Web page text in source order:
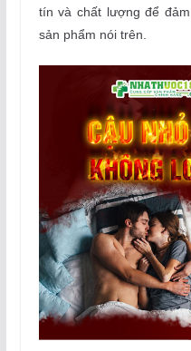
tín và chất lượng để
sản phẩm nói trên.